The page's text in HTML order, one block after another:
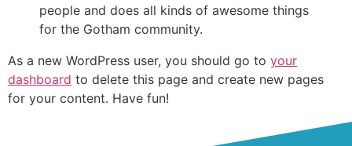
people and does all kinds of awesome things
for the Gotham community.
As a new WordPress user, you should go to your
dashboard to delete this page and create new pages
for your content. Have fun!